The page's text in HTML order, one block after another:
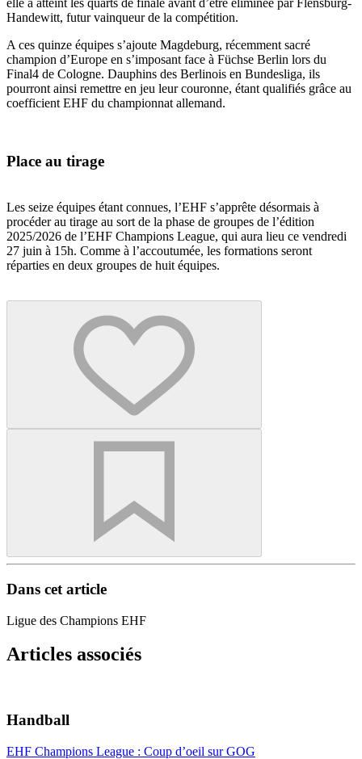
Handewitt, futur vainqueur de la compétition.
A ces quinze équipes s’ajoute Magdeburg, récemment sacré
champion d’Europe en s’imposant face à Füchse Berlin lors du
Final4 de Cologne. Dauphins des Berlinois en Bundesliga, ils
pourront ainsi remettre en jeu leur couronne, étant qualifiés grâce au
coefficient EHF du championnat allemand.
Place au tirage
Les seize équipes étant connues, l’EHF s’apprête désormais à
procéder au tirage au sort de la phase de groupes de l’édition
2025/2026 de l’EHF Champions League, qui aura lieu ce vendredi
27 juin à 15h. Comme à l’accoutumée, les formations seront
réparties en deux groupes de huit équipes.
Dans cet article
Ligue des Champions EHF
Articles associés
Handball
EHF Champions League : Coup d’oeil sur GOG